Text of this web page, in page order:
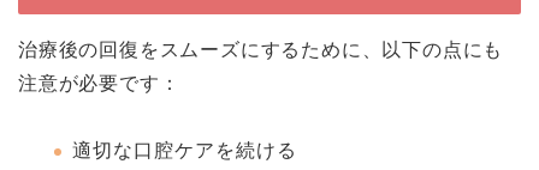
治療後の回復をスムーズにするために、以下の点にも
注意が必要です：
適切な口腔ケアを続ける